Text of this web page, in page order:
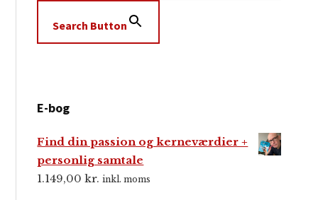
Search Button
E-bog
Find din passion og kerneværdier +
personlig samtale
1.149,00kr. inkl. moms